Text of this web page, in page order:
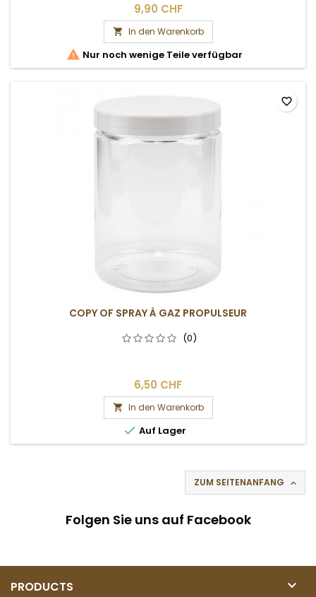
9,90 CHF
 In den Warenkorb
 Nur noch wenige Teile verfügbar
COPY OF SPRAY À GAZ PROPULSEUR
(0)
6,50 CHF
 In den Warenkorb
 Auf Lager
favorite_border
ZUM SEITENANFANG 
Folgen Sie uns auf Facebook
PRODUCTS 